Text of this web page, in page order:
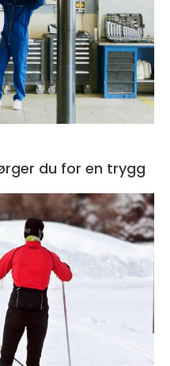
du for en trygg